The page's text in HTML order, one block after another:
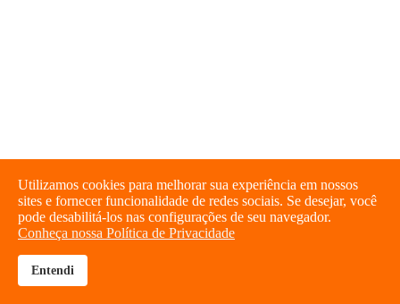
Utilizamos cookies para melhorar sua experiência em nossos
sites e fornecer funcionalidade de redes sociais. Se desejar, você
pode desabilitá-los nas configurações de seu navegador.
Conheça nossa Política de Privacidade
Entendi